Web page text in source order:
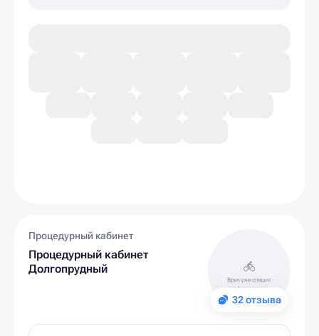
32 отзыва
Процедурный кабинет
Процедурный кабинет
Долгопрудный